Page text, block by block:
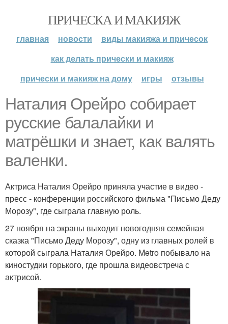
ПРИЧЕСКА И МАКИЯЖ
главная новости
виды макияжа и причесок
как делать прически и макияж
прически и макияж на дому
игры отзывы
Наталия Орейро собирает
русские балалайки и
матрёшки и знает, как валять
валенки.
Актриса Наталия Орейро приняла участие в видео -
пресс - конференции российского фильма "Письмо Деду
Морозу", где сыграла главную роль.
27 ноября на экраны выходит новогодняя семейная
сказка "Письмо Деду Морозу", одну из главных ролей в
которой сыграла Наталия Орейро. Metro побывало на
киностудии горького, где прошла видеовстреча с
актрисой.